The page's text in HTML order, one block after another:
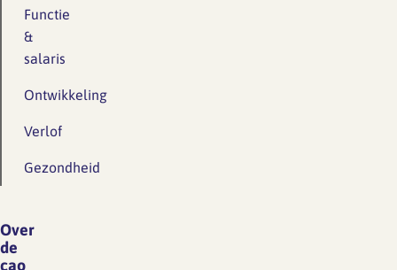
Functie
&
salaris
Ontwikkeling
Verlof
Gezondheid
Over
de
cao